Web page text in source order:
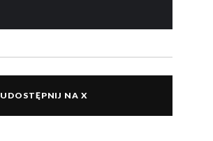
UDOSTĘPNIJ NA X